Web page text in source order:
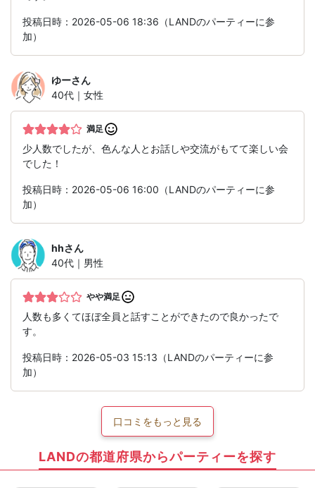
投稿日時：2026-05-06 18:36（LANDのパーティーに参
加）
ゆーさん
40代｜女性
満足
少人数でしたが、色んな人とお話しや交流がもてて楽しい会
でした！
投稿日時：2026-05-06 16:00（LANDのパーティーに参
加）
hhさん
40代｜男性
やや満足
人数も多くてほぼ全員と話すことができたので良かったで
す。
投稿日時：2026-05-03 15:13（LANDのパーティーに参
加）
口コミをもっと見る
LANDの都道府県からパーティーを探す